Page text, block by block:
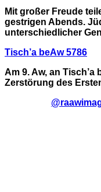
Mit großer Freude
gestrigen Abends.
unterschiedlicher
Tisch’a beAw 5786
Am 9. Aw, an
Zerstörung des